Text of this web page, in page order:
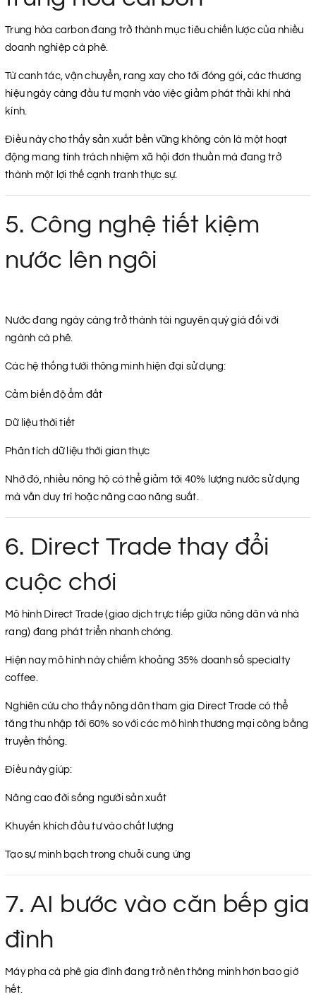
Trung hòa carbon đang trở thành mục tiêu chiến lược của nhiều
doanh nghiệp cà phê.
Từ canh tác, vận chuyển, rang xay cho tới đóng gói, các thương
hiệu ngày càng đầu tư mạnh vào việc giảm phát thải khí nhà
kính.
Điều này cho thấy sản xuất bền vững không còn là một hoạt
động mang tính trách nhiệm xã hội đơn thuần mà đang trở
thành một lợi thế cạnh tranh thực sự.
5. Công nghệ tiết kiệm
nước lên ngôi
Nước đang ngày càng trở thành tài nguyên quý giá đối với
ngành cà phê.
Các hệ thống tưới thông minh hiện đại sử dụng:
Cảm biến độ ẩm đất
Dữ liệu thời tiết
Phân tích dữ liệu thời gian thực
Nhờ đó, nhiều nông hộ có thể giảm tới 40% lượng nước sử dụng
mà vẫn duy trì hoặc nâng cao năng suất.
6. Direct Trade thay đổi
cuộc chơi
Mô hình Direct Trade (giao dịch trực tiếp giữa nông dân và nhà
rang) đang phát triển nhanh chóng.
Hiện nay mô hình này chiếm khoảng 35% doanh số specialty
coffee.
Nghiên cứu cho thấy nông dân tham gia Direct Trade có thể
tăng thu nhập tới 60% so với các mô hình thương mại công bằng
truyền thống.
Điều này giúp:
Nâng cao đời sống người sản xuất
Khuyến khích đầu tư vào chất lượng
Tạo sự minh bạch trong chuỗi cung ứng
7. AI bước vào căn bếp gia
đình
Máy pha cà phê gia đình đang trở nên thông minh hơn bao giờ
hết.